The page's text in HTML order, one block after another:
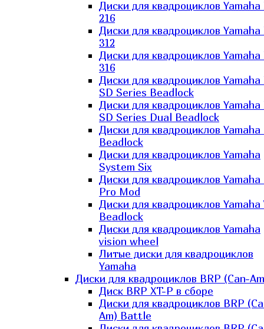
Диски для квадроциклов
216
Диски для квадроциклов
312
Диски для квадроциклов
316
Диски для квадроциклов
SD Series Beadlock
Диски для квадроциклов
SD Series Dual Beadlock
Диски для квадроциклов Yamaha
Beadlock
Диски для квадроциклов Yamaha
System Six
Диски для квадроциклов Yamaha
Pro Mod
Диски для квадроциклов Yamaha
Beadlock
Диски для квадроциклов Yamaha
vision wheel
Литые диски для квадроциклов
Yamaha
Диски для квадроциклов BRP (Can-
Диск BRP XT-P в сборе
Диски для квадроциклов BRP
Am) Battle